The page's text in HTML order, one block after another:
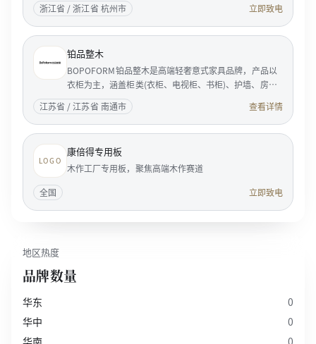
浙江省 / 浙江省 杭州市
立即致电
铂品整木
BOPOFORM铂品整木是高端轻奢意式家具品牌，产品以
衣柜为主，涵盖柜类(衣柜、电视柜、书柜)、护墙、房
门。BOPOFORM是典型的意大利风格的家居企业，是享
誉国际家具...
江苏省 / 江苏省 南通市 查看详情
LOGO
康倍得专用板
木作工厂专用板，聚焦高端木作赛道
全国
立即致电
地区热度
品牌数量
华东
0
华中
0